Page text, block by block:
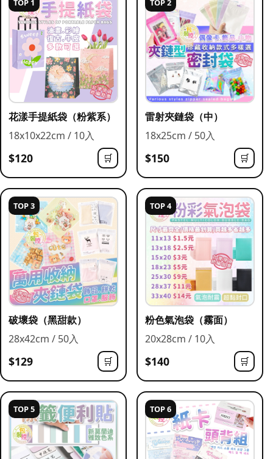
TOP 1
花漾手提紙袋（粉紫系）
18x10x22cm / 10入
$120 🛒
TOP 2
雷射夾鏈袋（中）
18x25cm / 50入
$150 🛒
TOP 3
破壞袋（黑甜款）
28x42cm / 50入
$129 🛒
TOP 4
粉色氣泡袋（霧面）
20x28cm / 10入
$140 🛒
TOP 5 TOP 6